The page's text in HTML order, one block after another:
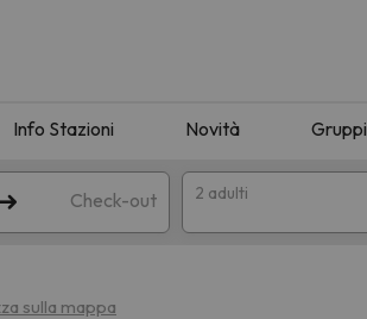
Info Stazioni Novità Gruppi
Check-out 2 adulti
sulla mappa